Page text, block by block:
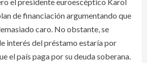
de financiación argumentando que
caro. No obstante, se
interés del préstamo estaría por
el país paga por su deuda soberana.